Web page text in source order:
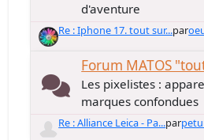
d'aventure
Re : Iphone 17. tout sur...par
Forum MATOS
Les pixelistes :
marques confondues
Re : Alliance Leica - Pa...par